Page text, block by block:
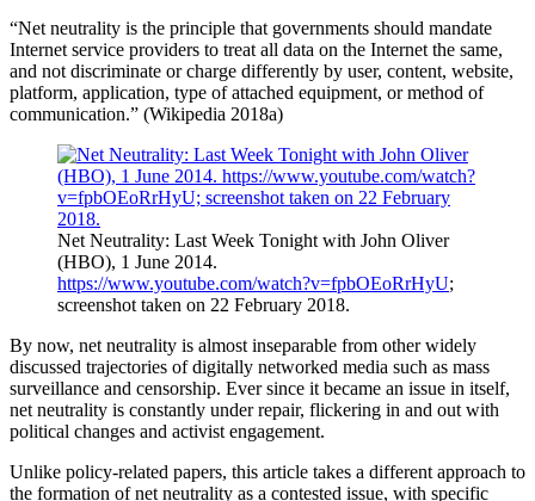
“Net neutrality is the principle that governments should mandate
Internet service providers to treat all data on the Internet the same,
and not discriminate or charge differently by user, content, website,
platform, application, type of attached equipment, or method of
communication.” (Wikipedia 2018a)
Net Neutrality: Last Week Tonight with John Oliver
(HBO), 1 June 2014.
https://www.youtube.com/watch?v=fpbOEoRrHyU;
screenshot taken on 22 February 2018.
By now, net neutrality is almost inseparable from other widely
discussed trajectories of digitally networked media such as mass
surveillance and censorship. Ever since it became an issue in itself,
net neutrality is constantly under repair, flickering in and out with
political changes and activist engagement.
Unlike policy-related papers, this article takes a different approach to
the formation of net neutrality as a contested issue, with specific